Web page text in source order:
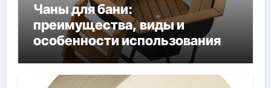
Чаны для бани:
преимущества, виды и
особенности использования